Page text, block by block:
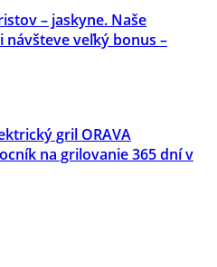
– jaskyne. Naše
veľký bonus –
gril ORAVA
na grilovanie 365 dní v